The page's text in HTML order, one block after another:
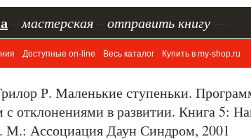
мастерская отправить книгу
Доступные on-line Весь каталог Купить в my-shop.ru
Р. Маленькие ступеньки.
отклонениями в развитии. Книга 5:
М.: Ассоциация Даун Синдром, 2001